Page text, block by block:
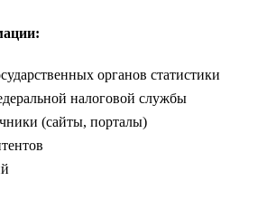
органов статистики
налоговой службы
(сайты, порталы)